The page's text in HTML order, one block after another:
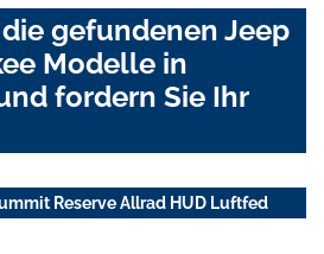
gefundenen Jeep
Modelle in
fordern Sie Ihr
Reserve Allrad HUD Luftfed